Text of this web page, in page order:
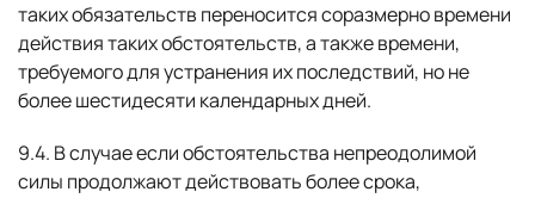
таких обязательств переносится соразмерно времени
действия таких обстоятельств, а также времени,
требуемого для устранения их последствий, но не
более шестидесяти календарных дней.
9.4. В случае если обстоятельства непреодолимой
силы продолжают действовать более срока,